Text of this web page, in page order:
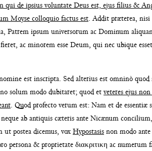
qui de ipsius voluntate Deus est, ejus filius &
Moyse colloquio factus est. Addit præterea, nisi
Patrem ipsum universorum ac Dominum
ac minorem esse Deum, qui nec ubique
est inscripta. Sed alterius est omninò quod
solum modo dubitaret; quod et veteres ejus
. Quod profecto verum est: Nam et de essentiæ
neque ab antiquis cæteris ante Nicænum con
postea dicemus, vox Hypostasis non modo
persona & proprietate διακριτικη ac numerum